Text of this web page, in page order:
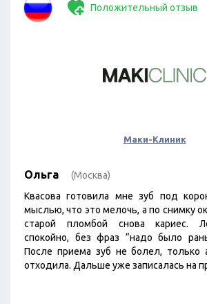
Положительный отзыв
Маки-Клиник
Ольга (Москва)
Квасова готовила мне зуб под
мыслью, что это мелочь, а по снимку
старой пломбой снова кариес.
спокойно, без фраз “надо было
После приема зуб не болел, только
отходила. Дальше уже записалась на